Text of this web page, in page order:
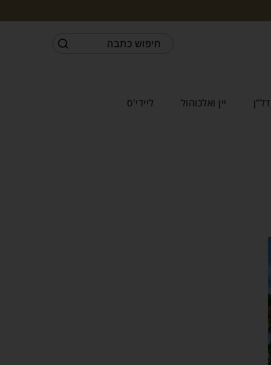
יין ואלכוהול ליידי'ס